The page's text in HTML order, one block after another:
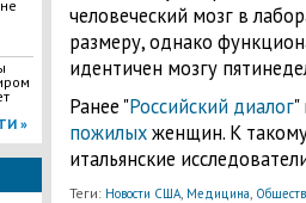
»
человеческий мозг в
размеру, однако
идентичен мозгу
Ранее "Российский диалог"
пожилыхженщин. К
итальянские
Теги: Новости США, Медицина